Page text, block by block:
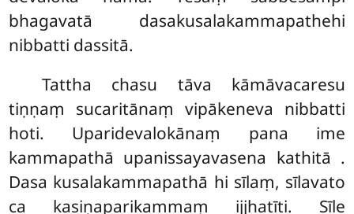
bhagavatā dasakusalakammapathehi
nibbatti dassitā.
Tattha chasu tāva kāmāvacaresu
tiṇṇaṃ sucaritānaṃ vipākeneva nibbatti
hoti. Uparidevalokānaṃ pana ime
kammapathā upanissayavasena kathitā .
Dasa kusalakammapathā hi sīlaṃ, sīlavato
ca kasiṇaparikammaṃ ijjhatīti. Sīle